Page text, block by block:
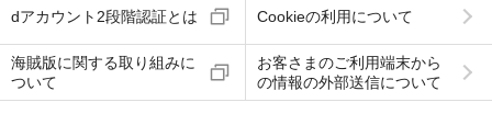
dアカウント2段階認証とは Cookieの利用について
海賊版に関する取り組みに
ついて
お客さまのご利用端末から
の情報の外部送信について